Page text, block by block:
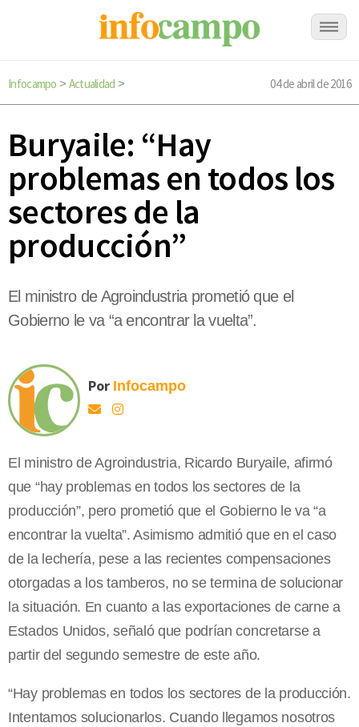
Infocampo > Actualidad > 04 de abril de 2016
Buryaile: “Hay
problemas en todos los
sectores de la
producción”
El ministro de Agroindustria prometió que el
Gobierno le va “a encontrar la vuelta”.
Por Infocampo
El ministro de Agroindustria, Ricardo Buryaile, afirmó
que “hay problemas en todos los sectores de la
producción”, pero prometió que el Gobierno le va “a
encontrar la vuelta”. Asimismo admitió que en el caso
de la lechería, pese a las recientes compensaciones
otorgadas a los tamberos, no se termina de solucionar
la situación. En cuanto a las exportaciones de carne a
Estados Unidos, señaló que podrían concretarse a
partir del segundo semestre de este año.
“Hay problemas en todos los sectores de la producción.
Intentamos solucionarlos. Cuando llegamos nosotros